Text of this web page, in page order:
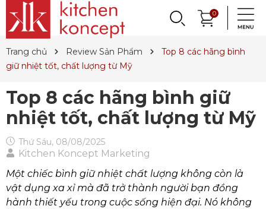
0
SALE TIN TỨC
QUAY LẠI NỒI, CHẢO
Nồi
Nồi Áp Suất
Xửng Hấp
Khay Gang, Lò Nướng
Phụ Kiện Gang
QUAY LẠI DAO, KÉO
Dao
Dao Nhật
Phụ Kiện Dao
QUAY LẠI
PHỤ KIỆN & TRANG
TRÍ BÀN ĂN
Tô, Chén, Dĩa
Trang Trí Bàn Ăn
Hũ Đựng Gia Vị
Ấm Trà
Khăn Bàn Ăn
QUAY LẠI PHỤ KIỆN BẾP
Dụng Cụ Nhà Bếp
Lót Nồi & Tay Cầm
Dụng Cụ Làm Kem
Máy Ép Đa Năng
QUAY LẠI
DỤNG CỤ LÀM BÁNH
& MÌ Ý
Dụng Cụ Làm Pasta
Khay Nướng Bánh
QUAY LẠI
LY, BÌNH NƯỚC,
DECANTER
Ly Pha Lê
Ly Thủy Tinh
Bình Nước
Decanter
QUAY LẠI PHỤ KIỆN RƯỢU
Đầu Rót
Bình Giữ Mát
Thiết Bị Sục Oxy
Hút Chân Không
Máy Chiết Rượu
Dụng Cụ Pha Chế
QUAY LẠI DANH MỤC KHÁC
Sản Phẩm Cho Bé
Tinh Dầu
Dung Dịch Sát Khuẩn
Vệ Sinh Nhà Cửa
Bình, Ly & Hũ Giữ Nhiệt
Bình Trà
Trang chủ Review Sản Phẩm
Top 8 các hãng bình
giữ nhiệt tốt, chất lượng từ Mỹ
Top 8 các hãng bình giữ
nhiệt tốt, chất lượng từ Mỹ
Thứ Sáu, 08/08/2025
Kitchen Koncept Marketing
Một chiếc bình giữ nhiệt chất lượng không còn là
vật dụng xa xỉ mà đã trở thành người bạn đồng
hành thiết yếu trong cuộc sống hiện đại. Nó không